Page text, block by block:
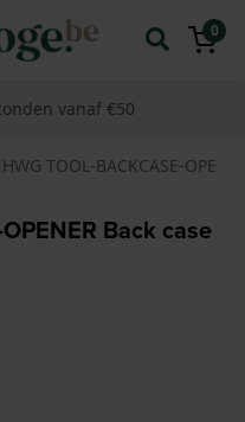
0
vanaf €50
HWG TOOL-BACKCASE-
Back case